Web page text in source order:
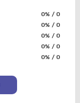
0% / 0
0% / 0
0% / 0
0% / 0
0% / 0